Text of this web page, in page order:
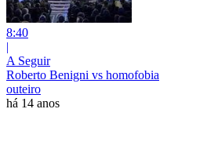
8:40
|
A Seguir
Roberto Benigni vs homofobia
outeiro
há 14 anos